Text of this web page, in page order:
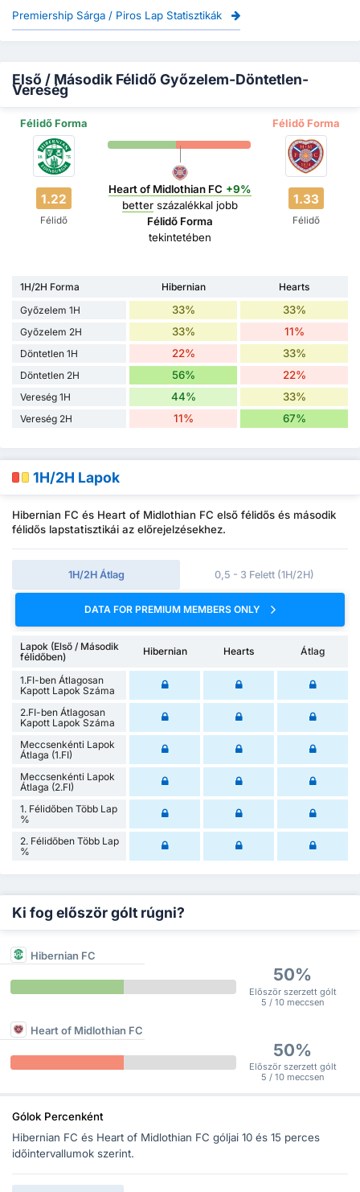
Premiership Sárga / Piros Lap Statisztikák
Első / Második Félidő Győzelem-Döntetlen-
Vereség
Félidő Forma Félidő Forma
1.22
Félidő
Heart of Midlothian FC +9%
betterszázalékkal jobb
Félidő Forma
tekintetében
1.33
Félidő
1H/2H Forma Hibernian
Hearts
Győzelem 1H
33% 33%
Győzelem 2H 33% 11%
Döntetlen 1H 22% 33%
Döntetlen 2H 56% 22%
Vereség 1H 44% 33%
Vereség 2H 11% 67%
1H/2H Lapok
Hibernian FC és Heart of Midlothian FC első félidős és második
félidős lapstatisztikái az előrejelzésekhez.
1H/2H Átlag 0,5 - 3 Felett (1H/2H)
DATA FOR PREMIUM MEMBERS ONLY
Lapok (Első / Második
félidőben)
Hibernian Hearts Átlag
1.FI-ben Átlagosan
Kapott Lapok Száma
2.FI-ben Átlagosan
Kapott Lapok Száma
Meccsenkénti Lapok
Átlaga (1.FI)
Meccsenkénti Lapok
Átlaga (2.FI)
1. Félidőben Több Lap
%
2. Félidőben Több Lap
%
Ki fog először gólt rúgni?
Hibernian FC
50%
Először szerzett gólt
5 / 10 meccsen
Heart of Midlothian FC
50%
Először szerzett gólt
5 / 10 meccsen
Gólok Percenként
Hibernian FC és Heart of Midlothian FC góljai 10 és 15 perces
időintervallumok szerint.